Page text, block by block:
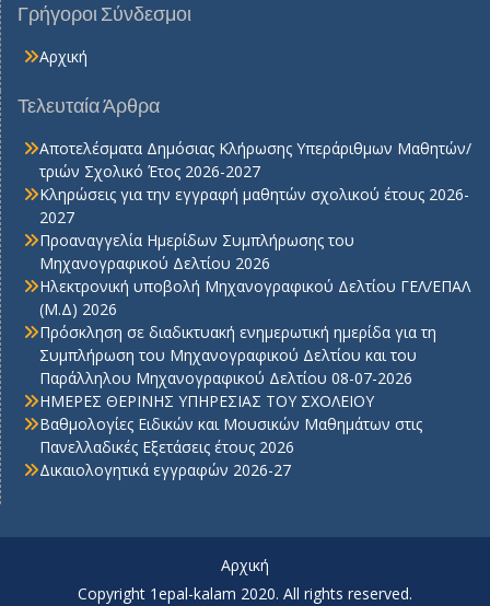
Γρήγοροι Σύνδεσμοι
Αρχική
Τελευταία Άρθρα
Αποτελέσματα Δημόσιας Κλήρωσης Υπεράριθμων Μαθητών/
τριών Σχολικό Έτος 2026-2027
Κληρώσεις για την εγγραφή μαθητών σχολικού έτους 2026-
2027
Προαναγγελία Ημερίδων Συμπλήρωσης του
Μηχανογραφικού Δελτίου 2026
Ηλεκτρονική υποβολή Μηχανογραφικού Δελτίου ΓΕΛ/ΕΠΑΛ
(Μ.Δ) 2026
Πρόσκληση σε διαδικτυακή ενημερωτική ημερίδα για τη
Συμπλήρωση του Μηχανογραφικού Δελτίου και του
Παράλληλου Μηχανογραφικού Δελτίου 08-07-2026
ΗΜΕΡΕΣ ΘΕΡΙΝΗΣ ΥΠΗΡΕΣΙΑΣ ΤΟΥ ΣΧΟΛΕΙΟΥ
Βαθμολογίες Ειδικών και Μουσικών Μαθημάτων στις
Πανελλαδικές Εξετάσεις έτους 2026
Δικαιολογητικά εγγραφών 2026-27
Αρχική
Copyright 1epal-kalam 2020. All rights reserved.